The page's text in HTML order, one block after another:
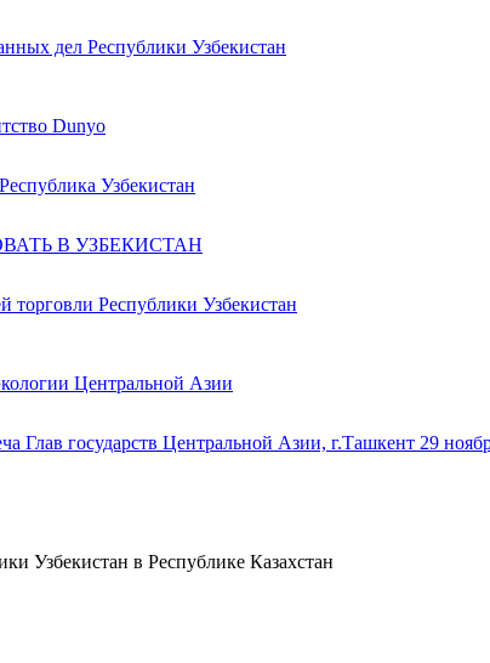
дел Республики Узбекистан
Dunyo
Узбекистан
В УЗБЕКИСТАН
торговли Республики Узбекистан
Центральной Азии
Глав государств Центральной Азии, г.Ташкент 29
Узбекистан в Республике Казахстан